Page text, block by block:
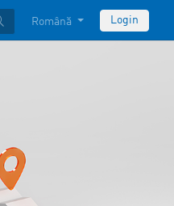
Română Login